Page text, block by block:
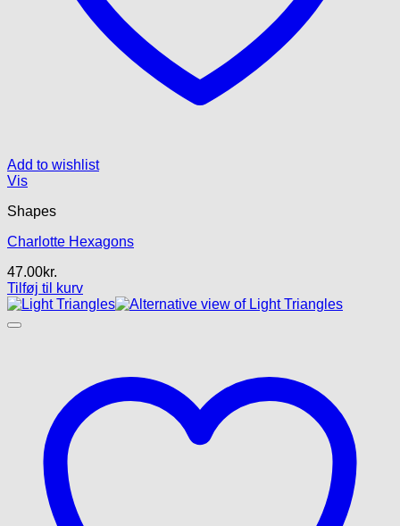
Add to wishlist
Vis
Shapes
Charlotte Hexagons
47.00kr.
Tilføj til kurv